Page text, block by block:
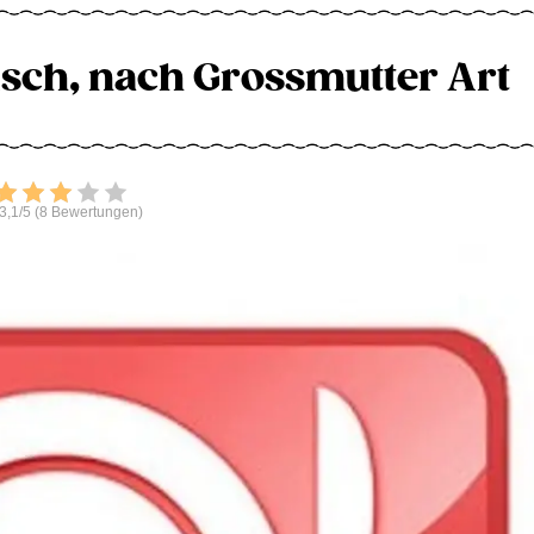
nach Grossmutter Art
Bewerten
5 (8 Bewertungen)